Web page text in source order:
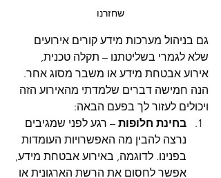
שחזרנו
גם בניהול מערכות מידע קורים אירועים
שלא לגמרי בשליטתנו – תקלה טכנית,
אירוע אבטחת מידע או משבר מסוג אחר.
הנה חמישה דברים שלמדתי מהאירוע הזה
ויכולים לעזור לך בפעם הבאה:
בחינת חלופות – רגע לפני שמגיבים
נרצה להבין מה האפשרויות העומדות
בפנינו. לדוגמה, באירוע אבטחת מידע,
אפשר לחסום את הרשת הארגונית או